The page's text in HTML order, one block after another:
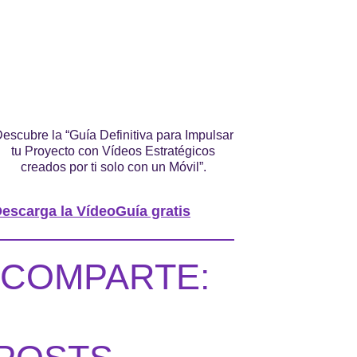
la “Guía Definitiva para Impulsar
tu Proyecto con Vídeos Estratégicos
creados por ti solo con un Móvil”.
la VídeoGuía gratis
COMPARTE: